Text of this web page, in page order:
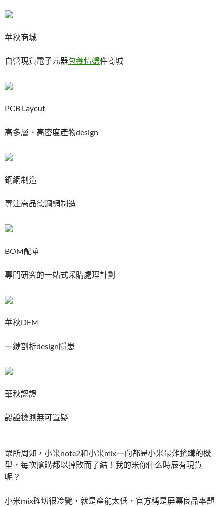
華秋商城
自營現貨電子元器包養情婦件商城
PCB Layout
高多層、高密度產物design
鋼網制造
專注高品德鋼網制造
BOM配單
專門研究的一站式采購處理計劃
華秋DFM
一鍵剖析design隱患
華秋認證
認證檢測無可置疑
眾所周知，小米note2和小米mix一向都是小米最難搶購的機
型，每次搶購都以掉敗而了結！我的米你什么時辰有現貨
呢？
小米mix確切很冷艷，就是產能太低，官方稱是屏幕良品率題